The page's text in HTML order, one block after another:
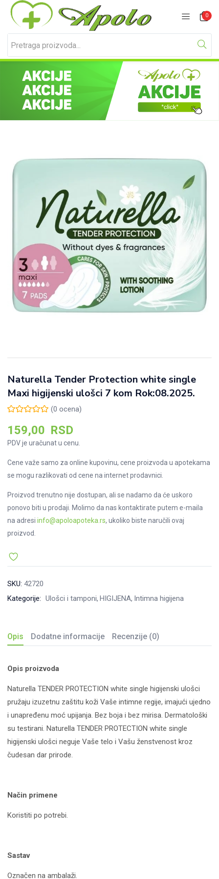
0
Prijavite se Registracija
Unesite svoje korisničko ime i lozinku za prijavu.
Izgubljena lozinka?
Naturella Tender Protection white single
Maxi higijenski ulošci 7 kom Rok:08.2025.
(0 ocena)
159,00 RSD
PDV je uračunat u cenu.
Cene važe samo za online kupovinu, cene proizvoda u apotekama
se mogu razlikovati od cene na internet prodavnici.
Proizvod trenutno nije dostupan, ali se nadamo da će uskoro
ponovo biti u prodaji. Molimo da nas kontaktirate putem e-maila
na adresi info@apoloapoteka.rs, ukoliko biste naručili ovaj
proizvod.
SKU: 42720
Kategorije: Ulošci i tamponi HIGIJENA Intimna higijena
Opis Dodatne informacije Recenzije (0)
Opis proizvoda
Naturella TENDER PROTECTION white single higijenski ulošci
pružaju izuzetnu zaštitu koži Vaše intimne regije, imajući ujedno
i unapređenu moć upijanja. Bez boja i bez mirisa. Dermatološki
su testirani. Naturella TENDER PROTECTION white single
higijenski ulošci neguje Vaše telo i Vašu ženstvenost kroz
čudesan dar prirode.
Način primene
Koristiti po potrebi.
Sastav
Označen na ambalaži.